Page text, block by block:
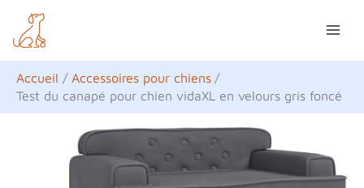
contenu
Accueil
Accessoires pour chiens
Test du canapé pour chien vidaXL en velours gris foncé
e
c
h
e